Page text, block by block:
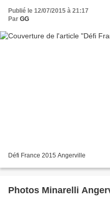
Publié le 12/07/2015 à 21:17
Par GG
Défi France 2015 Angerville
Photos Minarelli